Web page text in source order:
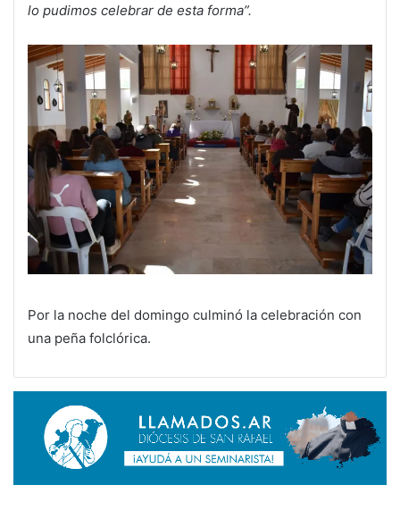
lo pudimos celebrar de esta forma”.
Por la noche del domingo culminó la celebración con
una peña folclórica.